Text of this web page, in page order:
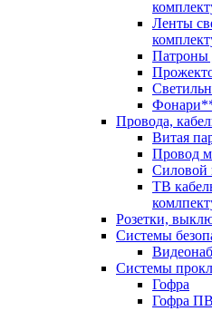
Ленты
Патроны
Провода,
Витая
Провод
Силовой
ТВ
Розетки,
Системы
Системы
Гофра
Гофра